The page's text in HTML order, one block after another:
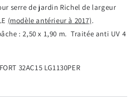
serre de jardin Richel de largeur
(modèle antérieur à 2017).
: 2,50 x 1,90 m. Traitée anti UV 4
32AC15 LG1130PER